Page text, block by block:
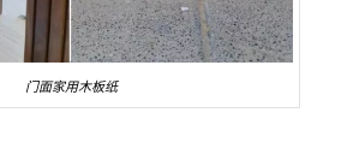
门面家用木板纸